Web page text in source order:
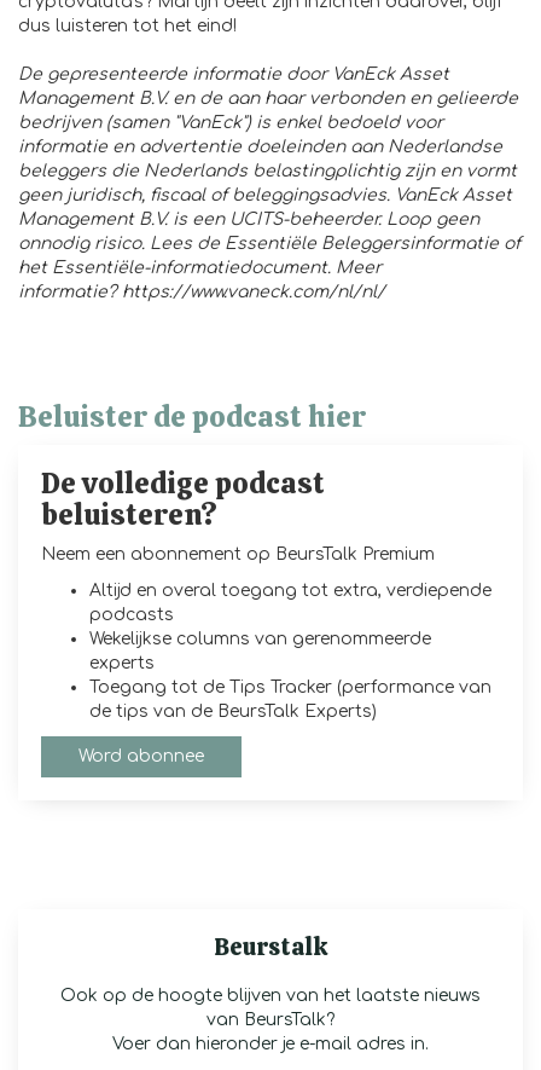
dus luisteren tot het eind!
De gepresenteerde informatie door VanEck Asset
Management B.V. en de aan haar verbonden en gelieerde
bedrijven (samen "VanEck") is enkel bedoeld voor
informatie en advertentie doeleinden aan Nederlandse
beleggers die Nederlands belastingplichtig zijn en vormt
geen juridisch, fiscaal of beleggingsadvies. VanEck Asset
Management B.V. is een UCITS-beheerder. Loop geen
onnodig risico. Lees de Essentiële Beleggersinformatie of
het Essentiële-informatiedocument. Meer
informatie? https://www.vaneck.com/nl/nl/
Beluister de podcast hier
De volledige podcast
beluisteren?
Neem een abonnement op BeursTalk Premium
Altijd en overal toegang tot extra, verdiepende
podcasts
Wekelijkse columns van gerenommeerde
experts
Toegang tot de Tips Tracker (performance van
de tips van de BeursTalk Experts)
Word abonnee
Beurstalk
Ook op de hoogte blijven van het laatste nieuws
van BeursTalk?
Voer dan hieronder je e-mail adres in.